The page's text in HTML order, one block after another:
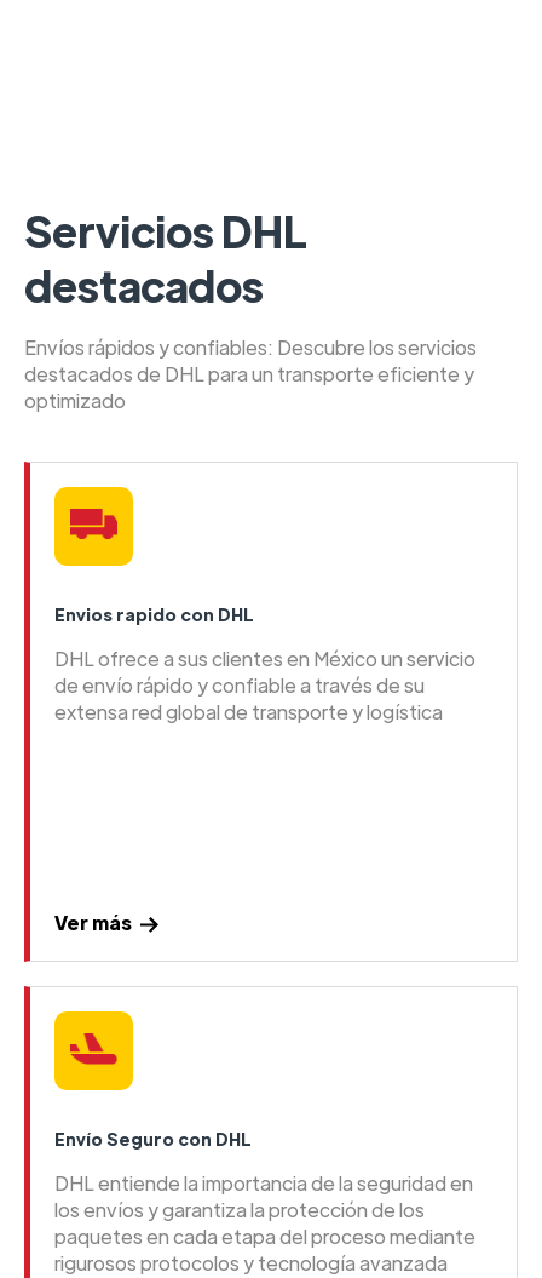
Servicios DHL
destacados
Envíos rápidos y confiables: Descubre los servicios
destacados de DHL para un transporte eficiente y
optimizado
Envios rapido con DHL
DHL ofrece a sus clientes en México un servicio
de envío rápido y confiable a través de su
extensa red global de transporte y logística
Ver más
Envío Seguro con DHL
DHL entiende la importancia de la seguridad en
los envíos y garantiza la protección de los
paquetes en cada etapa del proceso mediante
rigurosos protocolos y tecnología avanzada